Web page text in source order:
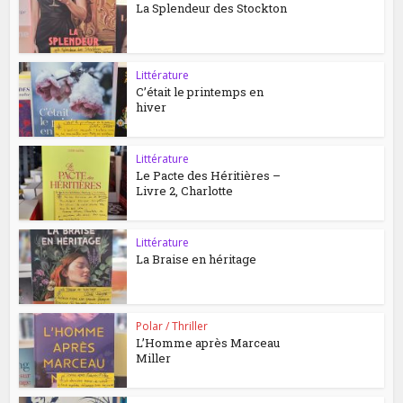
La Splendeur des Stockton
Littérature
C’était le printemps en
hiver
Littérature
Le Pacte des Héritières –
Livre 2, Charlotte
Littérature
La Braise en héritage
Polar / Thriller
L’Homme après Marceau
Miller